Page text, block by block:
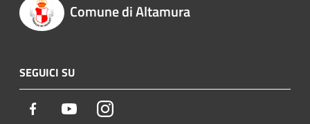
Comune di Altamura
SEGUICI SU
Facebook YoutubeInstagram